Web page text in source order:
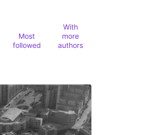
Most
followed
With
more
authors